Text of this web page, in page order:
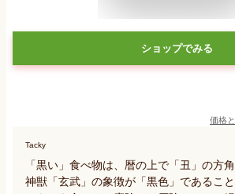
ショップでみる
価格
Tacky
「黒い」食べ物は、暦の上で「丑」の方
神獣「玄武」の象徴が「黒色」であるこ